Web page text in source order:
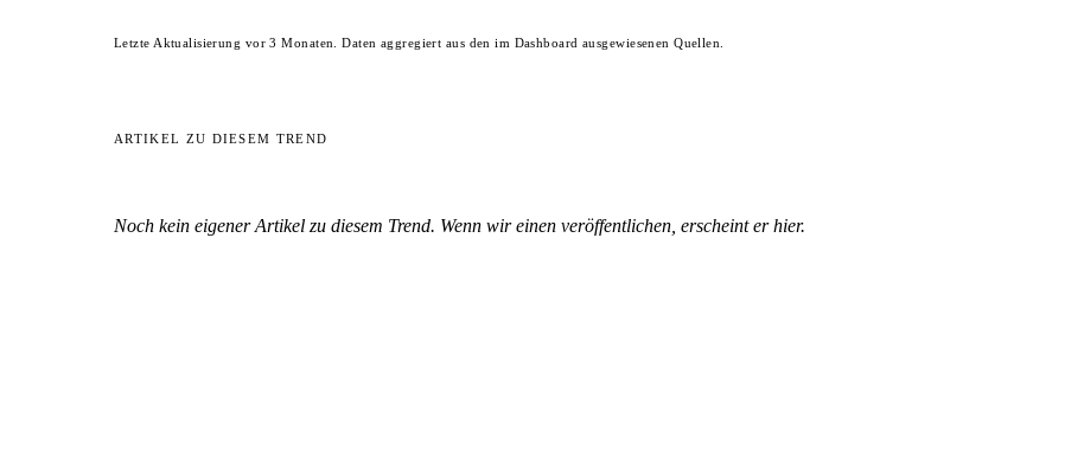
Letzte Aktualisierung vor 3 Monaten. Daten aggregiert aus den im Dashboard ausgewiesenen Quellen.
ARTIKEL ZU DIESEM TREND
Noch kein eigener Artikel zu diesem Trend. Wenn wir einen veröffentlichen, erscheint er hier.